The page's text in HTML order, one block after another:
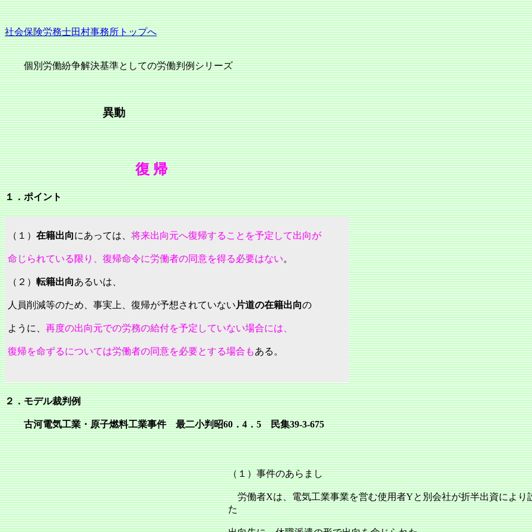
社会保険労務士田村事務所トップへ
個別労働紛争解決基準としての労働判例シリーズ
異動
復 帰
１．ポイント
（１） 在籍出向にあっては、 将来出向元へ復帰することを予定して出向が
命じられている限り、復帰命令に労働者の同意を得る必要はない。
（２） 転籍出向あるいは、
人員削減等のため、事実上、復帰が予想されていない 片道の在籍出向の
ように、 再度の出向元での労務の給付を予定していない場合には、
復帰を命ずるについては労働者の同意を必要とする場合もある。
２．モデル裁判例
古河電気工業・原子燃料工業事件 最二小判昭60．4．5 民集39‐3‐675
（１）事件のあらまし
労働者Xは、電気工業事業を営む使用者Yと別会社が折半出資により
た